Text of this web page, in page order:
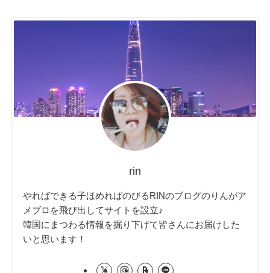
rin
やればできる子ほめればのびるRINのブログのりんがア
メブロを飛び出してサイトを設立♪
韓国にまつわる情報を掘り下げて皆さんにお届けした
いと思います！